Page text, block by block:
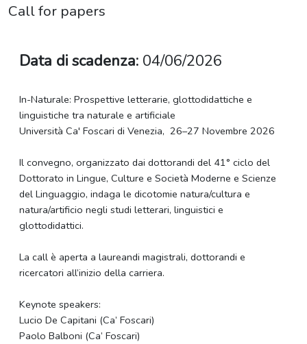
Call for papers
Data di scadenza: 04/06/2026
In-Naturale: Prospettive letterarie, glottodidattiche e
linguistiche tra naturale e artificiale
Università Ca' Foscari di Venezia, 26–27 Novembre 2026
Il convegno, organizzato dai dottorandi del 41° ciclo del
Dottorato in Lingue, Culture e Società Moderne e Scienze
del Linguaggio, indaga le dicotomie natura/cultura e
natura/artificio negli studi letterari, linguistici e
glottodidattici.
La call è aperta a laureandi magistrali, dottorandi e
ricercatori all’inizio della carriera.
Keynote speakers:
Lucio De Capitani (Ca’ Foscari)
Paolo Balboni (Ca’ Foscari)